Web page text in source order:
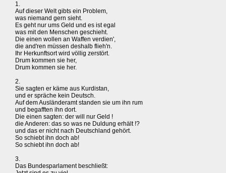
1.
Auf dieser Welt gibts ein Problem,
was niemand gern sieht.
Es geht nur ums Geld und es ist egal
was mit den Menschen geschieht.
Die einen wollen an Waffen verdien',
die and'ren müssen deshalb flieh'n.
Ihr Herkunftsort wird völlig zerstört.
Drum kommen sie her,
Drum kommen sie her.
2.
Sie sagten er käme aus Kurdistan,
und er spräche kein Deutsch.
Auf dem Ausländeramt standen sie um ihn rum
und begafften ihn dort.
Die einen sagten: der will nur Geld !
die Anderen: das so was ne Duldung erhält !?
und das er nicht nach Deutschland gehört.
So schiebt ihn doch ab!
So schiebt ihn doch ab!
3.
Das Bundesparlament beschließt: